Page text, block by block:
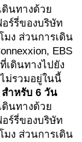
ดินทางด้วย
อร์รี่ของบริษัท
มง ส่วนการเดิน
EBS
เดินทางไปยัง
ม่รวมอยู่ในนี้
ำหรับ 6 วัน
ดินทางด้วย
อร์รี่ของบริษัท
มง ส่วนการเดิน